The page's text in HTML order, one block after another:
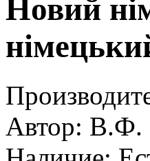
Новий
Автор: В.Ф.